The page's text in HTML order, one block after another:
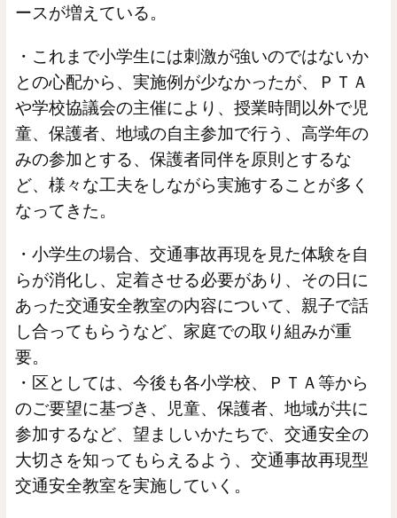
ースが増えている。
・これまで小学生には刺激が強いのではないか
との心配から、実施例が少なかったが、ＰＴＡ
や学校協議会の主催により、授業時間以外で児
童、保護者、地域の自主参加で行う、高学年の
みの参加とする、保護者同伴を原則とするな
ど、様々な工夫をしながら実施することが多く
なってきた。
・小学生の場合、交通事故再現を見た体験を自
らが消化し、定着させる必要があり、その日に
あった交通安全教室の内容について、親子で話
し合ってもらうなど、家庭での取り組みが重
要。
・区としては、今後も各小学校、ＰＴＡ等から
のご要望に基づき、児童、保護者、地域が共に
参加するなど、望ましいかたちで、交通安全の
大切さを知ってもらえるよう、交通事故再現型
交通安全教室を実施していく。